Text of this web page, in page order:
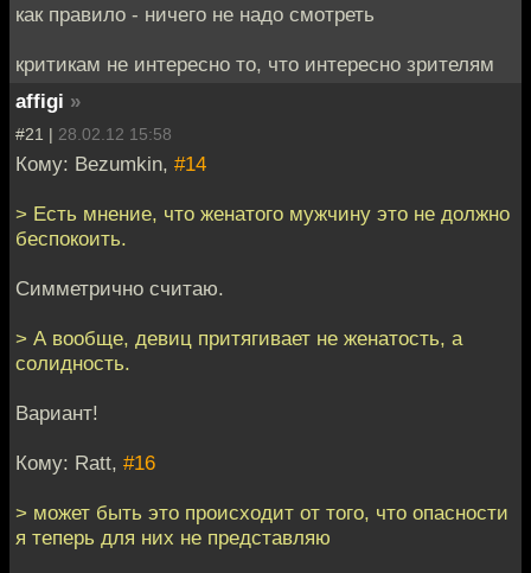
как правило - ничего не надо смотреть
критикам не интересно то, что интересно зрителям
affigi »
#21 | 28.02.12 15:58
Кому: Bezumkin, #14
> Есть мнение, что женатого мужчину это не должно
беспокоить.
Симметрично считаю.
> А вообще, девиц притягивает не женатость, а
солидность.
Вариант!
Кому: Ratt, #16
> может быть это происходит от того, что опасности
я теперь для них не представляю